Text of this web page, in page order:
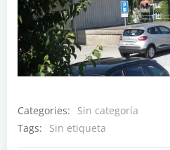
Categories:
Sin categoría
Tags:
Sin etiqueta